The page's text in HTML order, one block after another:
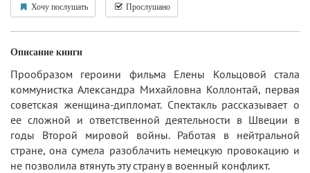
Хочу послушать Прослушано
Описание книги
Прообразом героини фильма Елены Кольцовой стала
коммунистка Александра Михайловна Коллонтай, первая
советская женщина-дипломат. Спектакль рассказывает о
ее сложной и ответственной деятельности в Швеции в
годы Второй мировой войны. Работая в нейтральной
стране, она сумела разоблачить немецкую провокацию и
не позволила втянуть эту страну в военный конфликт.